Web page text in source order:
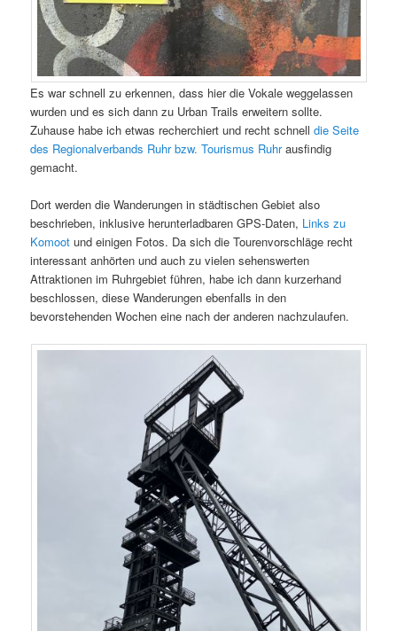
Es war schnell zu erkennen, dass hier die Vokale weggelassen
wurden und es sich dann zu Urban Trails erweitern sollte.
Zuhause habe ich etwas recherchiert und recht schnell die Seite
des Regionalverbands Ruhr bzw. Tourismus Ruhrausfindig
gemacht.
Dort werden die Wanderungen in städtischen Gebiet also
beschrieben, inklusive herunterladbaren GPS-Daten, Links zu
Komoot und einigen Fotos. Da sich die Tourenvorschläge recht
interessant anhörten und auch zu vielen sehenswerten
Attraktionen im Ruhrgebiet führen, habe ich dann kurzerhand
beschlossen, diese Wanderungen ebenfalls in den
bevorstehenden Wochen eine nach der anderen nachzulaufen.